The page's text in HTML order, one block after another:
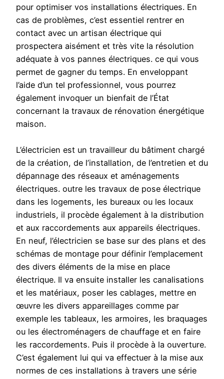
pour optimiser vos installations électriques. En
cas de problèmes, c’est essentiel rentrer en
contact avec un artisan électrique qui
prospectera aisément et très vite la résolution
adéquate à vos pannes électriques. ce qui vous
permet de gagner du temps. En enveloppant
l’aide d’un tel professionnel, vous pourrez
également invoquer un bienfait de l’État
concernant la travaux de rénovation énergétique
maison.
L’électricien est un travailleur du bâtiment chargé
de la création, de l’installation, de l’entretien et du
dépannage des réseaux et aménagements
électriques. outre les travaux de pose électrique
dans les logements, les bureaux ou les locaux
industriels, il procède également à la distribution
et aux raccordements aux appareils électriques.
En neuf, l’électricien se base sur des plans et des
schémas de montage pour définir l’emplacement
des divers éléments de la mise en place
électrique. Il va ensuite installer les canalisations
et les matériaux, poser les cablages, mettre en
œuvre les divers appareillages comme par
exemple les tableaux, les armoires, les braquages
ou les électroménagers de chauffage et en faire
les raccordements. Puis il procède à la ouverture.
C’est également lui qui va effectuer à la mise aux
normes de ces installations à travers une série